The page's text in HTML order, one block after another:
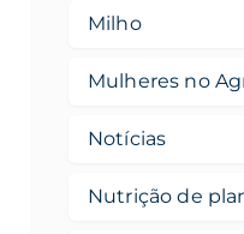
Milho
Mulheres no
Notícias
Nutrição de